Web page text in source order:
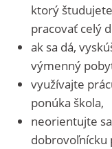
ktorý
pracovať celý
ak sa dá,
výmenný
využívajte
ponúka škola,
neorientujte
dobrovoľnícku